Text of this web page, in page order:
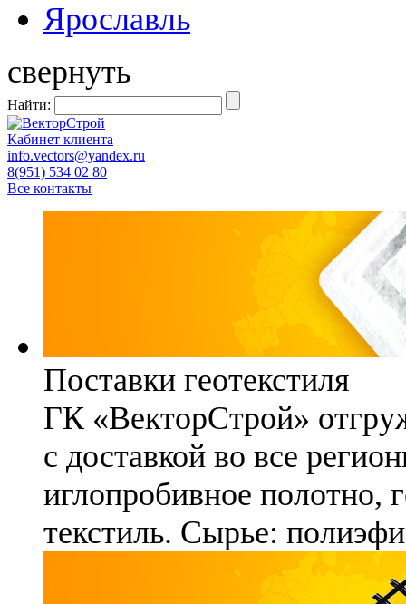
Ярославль
свернуть
Найти:
Кабинет клиента
info.vectors@yandex.ru
8(951) 534 02 80
Все контакты
Поставки геотекстиля
ГК «ВекторСтрой»
с доставкой во все
иглопробивное полотно,
текстиль. Сырье: